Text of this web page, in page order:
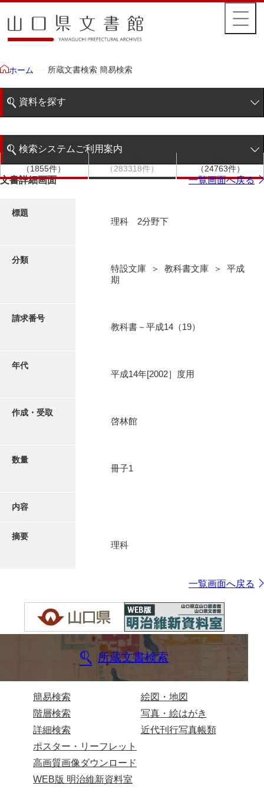
ホーム 所蔵文書検索 簡易検索
資料を探す
階層検索
写真・絵はがき
検索システムご利用案内
検索システムの利用について
（1855件）
（283318件）
（24763件）
文書詳細画面 一覧画面へ戻る
標題
理科 2分野下
分類
特設文庫 ＞ 教科書文庫 ＞ 平成
期
請求番号
教科書－平成14（19）
年代
平成14年[2002］度用
作成・受取
啓林館
数量
冊子1
内容
摘要
理科
一覧画面へ戻る
所蔵文書検索
簡易検索
階層検索
詳細検索
絵図・地図
写真・絵はがき
近代刊行写真帳類
ポスター・リーフレット
高画質画像ダウンロード
WEB版 明治維新資料室